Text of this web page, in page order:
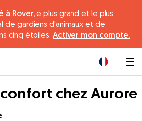
à Rover, e plus grand et le plus
de gardiens d'animaux et de
cinq étoiles. Activer mon compte.
chez Aurore